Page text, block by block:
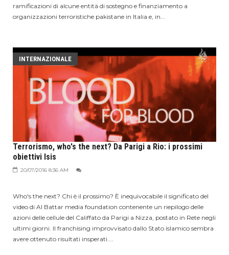
ramificazioni di alcune entità di sostegno e finanziamento a
organizzazioni terroristiche pakistane in Italia e, in...
INTERNAZIONALE
Terrorismo, who's the next? Da Parigi a Rio: i prossimi
obiettivi Isis
20/07/2016 8:36 AM
Who's the next? Chi è il prossimo? È inequivocabile il significato del
video di Al Battar media foundation contenente un riepilogo delle
azioni delle cellule del Califfato da Parigi a Nizza, postato in Rete negli
ultimi giorni. Il franchising improvvisato dallo Stato islamico sembra
avere ottenuto risultati insperati....